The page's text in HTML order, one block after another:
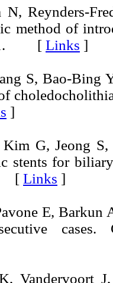
N, Reynders-
method of
11. [ Links ]
S, Bao-Bing
]
G, Jeong
stents for
[ Links ]
E, Barkun
cases.
Vandervoort